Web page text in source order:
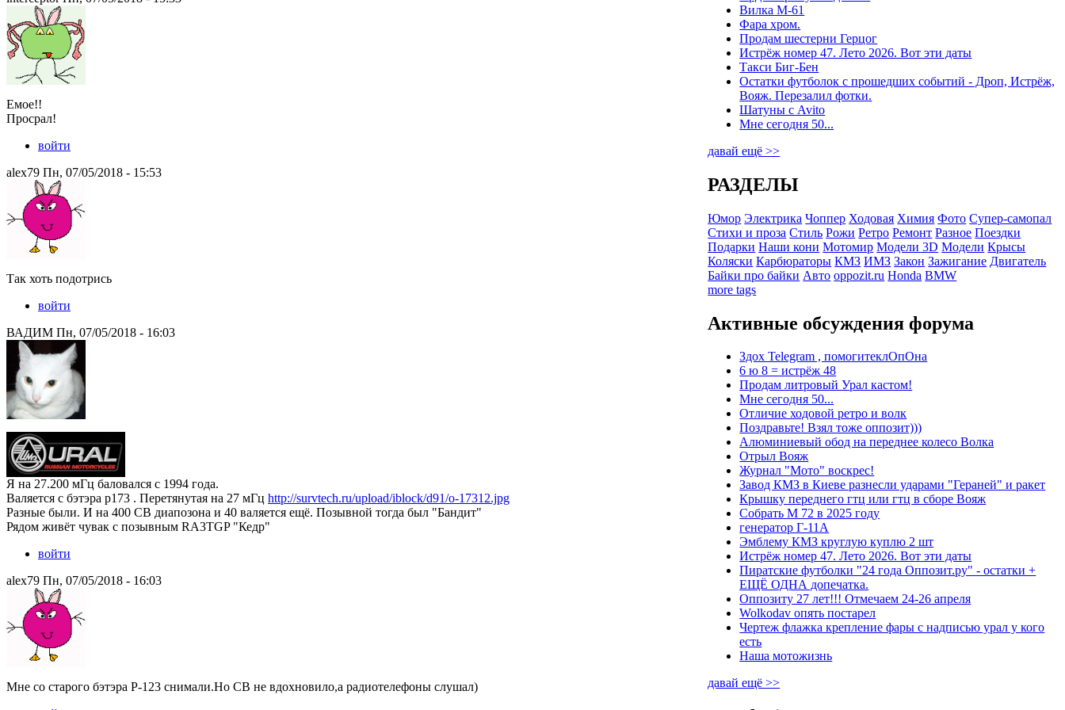
Емое!!
Просрал!
войти
alex79 Пн, 07/05/2018 - 15:53
Так хоть подотрись
войти
ВАДИМ Пн, 07/05/2018 - 16:03
Я на 27.200 мГц баловался с 1994 года.
Валяется с бэтэра р173 . Перетянутая на 27 мГц http://survtech.ru/upload/iblock/d91/o-17312.jpg
Разные были. И на 400 CB диапозона и 40 валяется ещё. Позывной тогда был "Бандит"
Рядом живёт чувак с позывным RA3TGP "Кедр"
войти
alex79 Пн, 07/05/2018 - 16:03
Мне со старого бэтэра Р-123 снимали.Но СВ не вдохновило,а радиотелефоны слушал)
Вилка М-61
Фара хром.
Продам шестерни Герцог
Истрёж номер 47. Лето 2026. Вот эти даты
Такси Биг-Бен
Остатки футболок с прошедших событий - Дроп, Истрёж,
Вояж. Перезалил фотки.
Шатуны с Avito
Мне сегодня 50...
давай ещё >>
РАЗДЕЛЫ
Юмор Электрика Чоппер Ходовая Химия Фото Супер-самопал
Стихи и проза Стиль Рожи Ретро Ремонт Разное Поездки
Подарки Наши кони Мотомир Модели 3D Модели Крысы
Коляски Карбюраторы КМЗ ИМЗ Закон Зажигание Двигатель
Байки про байки Авто oppozit.ru Honda BMW
more tags
Активные обсуждения форума
Здох Telegram , помогитеклОпОна
6 ю 8 = истрёж 48
Продам литровый Урал кастом!
Мне сегодня 50...
Отличие ходовой ретро и волк
Поздравьте! Взял тоже оппозит)))
Алюминиевый обод на переднее колесо Волка
Отрыл Вояж
Журнал "Мото" воскрес!
Завод КМЗ в Киеве разнесли ударами "Гераней" и ракет
Крышку переднего гтц или гтц в сборе Вояж
Собрать М 72 в 2025 году
генератор Г-11А
Эмблему КМЗ круглую куплю 2 шт
Истрёж номер 47. Лето 2026. Вот эти даты
Пиратские футболки "24 года Оппозит.ру" - остатки +
ЕЩЁ ОДНА допечатка.
Оппозиту 27 лет!!! Отмечаем 24-26 апреля
Wolkodav опять постарел
Чертеж флажка крепление фары с надписью урал у кого
есть
Наша мотожизнь
давай ещё >>